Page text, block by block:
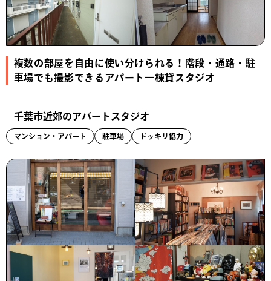
複数の部屋を自由に使い分けられる！階段・通路・駐
車場でも撮影できるアパート一棟貸スタジオ
千葉市近郊のアパートスタジオ
マンション・アパート 駐車場 ドッキリ協力